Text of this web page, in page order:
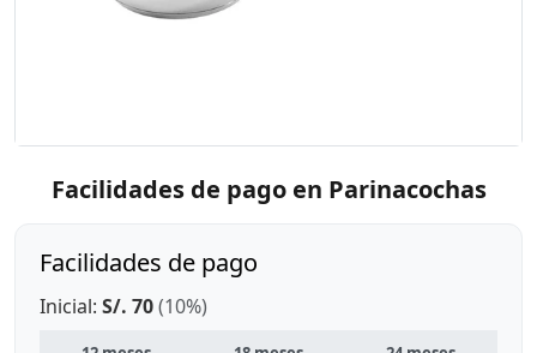
Facilidades de pago en Parinacochas
Facilidades de pago
Inicial: S/. 70(10%)